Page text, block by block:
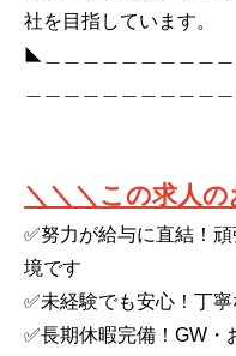
社を目指しています。
◣＿＿＿＿＿＿＿＿＿＿
＿＿＿＿＿＿＿＿＿＿
＼＼＼この求人
✅努力が給与に直結！
境です
✅未経験でも安心！丁
✅長期休暇完備！GW・